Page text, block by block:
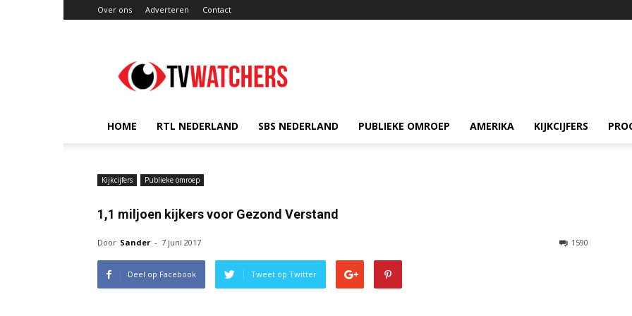
Over ons Adverteren Contact
HOME RTL NEDERLAND SBS NEDERLAND PUBLIEKE OMROEP AMERIKA KIJKCIJFERS
Kijkcijfers Publieke omroep
1,1 miljoen kijkers voor Gezond Verstand
Door Sander - 7 juni 2017 1590
Deel op Facebook Tweet op Twitter